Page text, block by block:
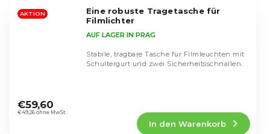
Sternen.
AKTION
Eine robuste Tragetasche für
Filmlichter
durchschnittliche
Produktbewertung
AUF LAGER IN PRAG
€49,26 ohne MwSt.
€59,60
In den Warenkorb
Stabile, tragbare Tasche für Filmleuchten mit
Schultergurt und zwei Sicherheitsschnallen.